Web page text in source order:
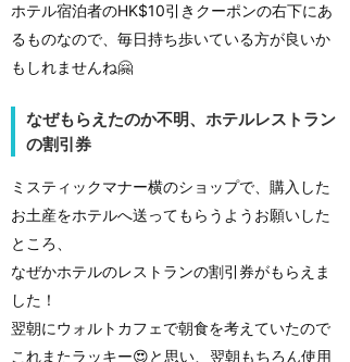
ホテル宿泊者のHK$10引きクーポンの右下にあ
るものなので、毎日持ち歩いている方が良いか
もしれませんね🤗
なぜもらえたのか不明、ホテルレストラン
の割引券
ミスティックマナー横のショップで、購入した
お土産をホテルへ送ってもらうようお願いした
ところ、
なぜかホテルのレストランの割引券がもらえま
した！
翌朝にウォルトカフェで朝食を考えていたので
これまたラッキー😍と思い、翌朝もちろん使用